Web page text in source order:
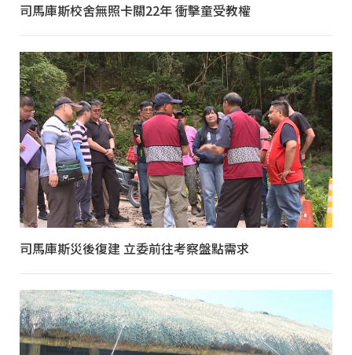
司馬庫斯校舍無照卡關22年 衝擊童受教權
司馬庫斯災後復建 立委前往考察盤點需求